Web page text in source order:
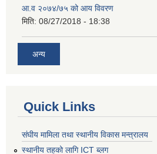
आ.व २०७४/७५ को आय विवरण
मिति: 08/27/2018 - 18:38
अन्य
Quick Links
संघीय मामिला तथा स्थानीय विकास मन्त्रालय
स्थानीय तहको लागि ICT ब्लग